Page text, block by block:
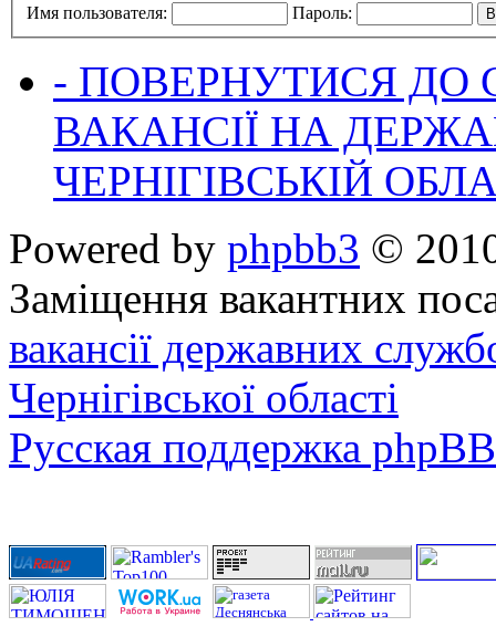
Имя пользователя: Пароль:
- ПОВЕРНУТИСЯ ДО
ВАКАНСІЇ НА
ЧЕРНІГІВСЬКІЙ
Powered by phpbb3 ©
Заміщення вакантних
вакансії державних
Чернігівської області
Русская поддержка phpBB